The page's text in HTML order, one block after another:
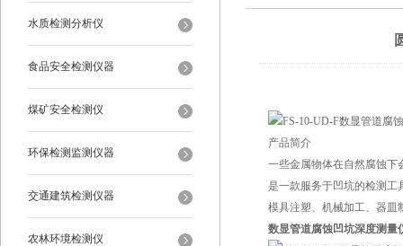
水质检测分析仪
食品安全检测仪器
煤矿安全检测仪
环保检测监测仪器
交通建筑检测仪器
农林环境检测仪
产品简介
一些金属物体在自然腐蚀下
是一款服务于凹坑的检测工
模具注塑、机械加工、器皿
数显管道腐蚀凹坑深度测量